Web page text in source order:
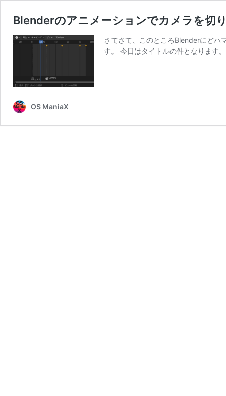
Blenderのアニメーションでカメラを切
さてさて、このところBlenderにどハ
す。 今日はタイトルの件となります
OS ManiaX